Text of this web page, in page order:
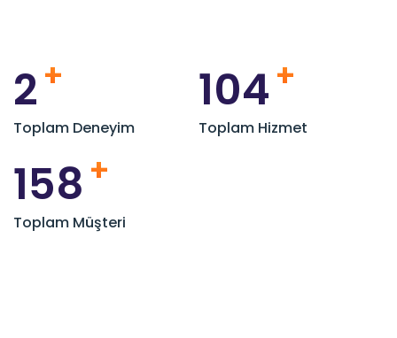
2 +
Toplam Deneyim
115+
Toplam Hizmet
174 +
Toplam Müşteri